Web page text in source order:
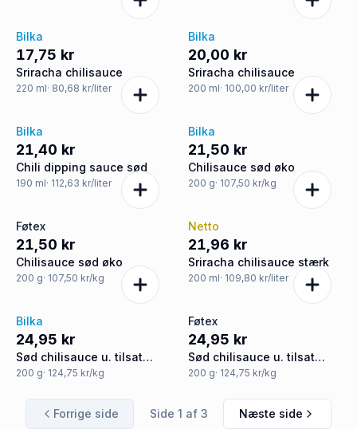
Bilka
17,75 kr
Sriracha chilisauce
220 ml· 80,68 kr/liter
Bilka
20,00 kr
Sriracha chilisauce
200 ml· 100,00 kr/liter
Bilka
21,40 kr
Chili dipping sauce sød
190 ml· 112,63 kr/liter
Bilka
21,50 kr
Chilisauce sød øko
200 g· 107,50 kr/kg
Føtex
21,50 kr
Chilisauce sød øko
200 g· 107,50 kr/kg
Netto
21,96 kr
Sriracha chilisauce stærk
200 ml· 109,80 kr/liter
Bilka
24,95 kr
Sød chilisauce u. tilsat
sukker
200 g· 124,75 kr/kg
Føtex
24,95 kr
Sød chilisauce u. tilsat
sukker
200 g· 124,75 kr/kg
Forrige side Side 1 af 3 Næste side